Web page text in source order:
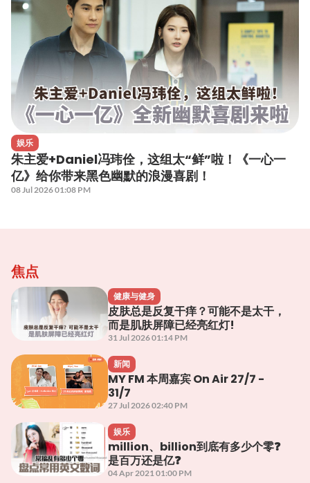
娱乐
朱主爱+Daniel冯玮佺，这组太“鲜”啦！《一心一
亿》给你带来黑色幽默的浪漫喜剧！
08 Jul 2026 01:08 PM
焦点
健康与健身
皮肤总是反复干痒？可能不是太干，
而是肌肤屏障已经亮红灯!
31 Jul 2026 01:14 PM
新闻
MY FM 本周嘉宾 On Air 27/7 -
31/7
27 Jul 2026 02:40 PM
娱乐
million、billion到底有多少个零❓
是百万还是亿❓
04 Apr 2021 01:00 PM